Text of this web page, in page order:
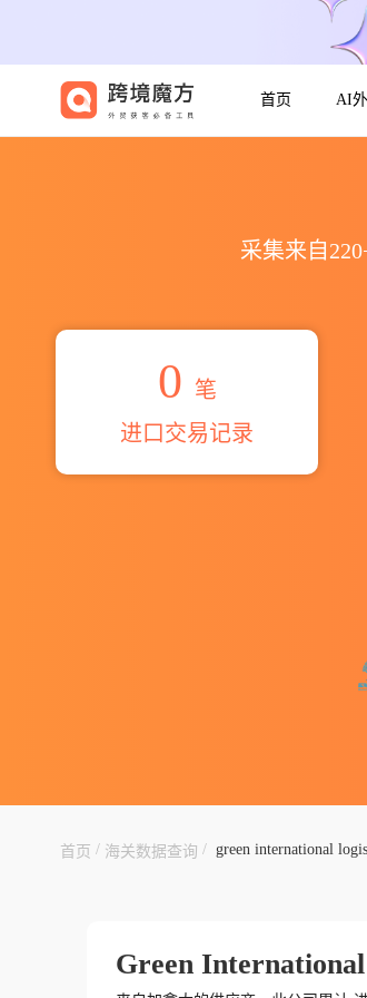
首页 AI
采集来自
0 笔
进口交易记录
首页 / 海关数据查询 / green international
Green